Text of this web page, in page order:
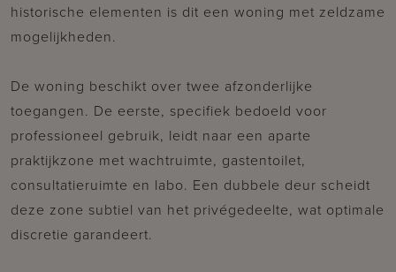
historische elementen is dit een woning met zeldzame
mogelijkheden.
De woning beschikt over twee afzonderlijke
toegangen. De eerste, specifiek bedoeld voor
professioneel gebruik, leidt naar een aparte
praktijkzone met wachtruimte, gastentoilet,
consultatieruimte en labo. Een dubbele deur scheidt
deze zone subtiel van het privégedeelte, wat optimale
discretie garandeert.